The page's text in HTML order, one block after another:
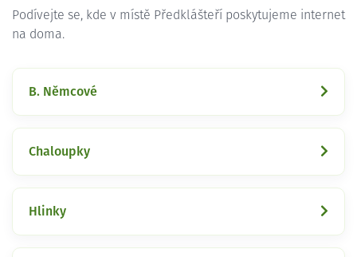
Podívejte se, kde v místě Předklášteří poskytujeme internet
na doma.
B. Němcové
Chaloupky
Hlinky